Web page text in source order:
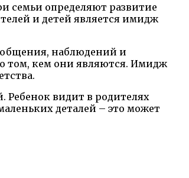
семьи определяют развитие
и детей является имидж
общения, наблюдений и
том, кем они являются. Имидж
видит в родителях
деталей – это может